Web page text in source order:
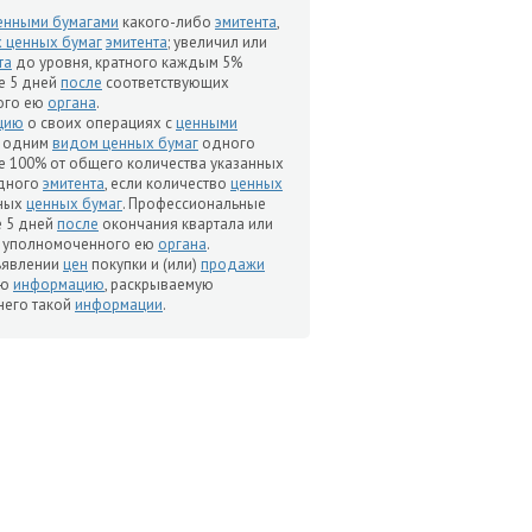
бумагами какого-либо эмитента,
ценных бумагэмитента; увеличил или
до уровня, кратного каждым 5%
5 дней после соответствующих
ею органа.
о своих операциях сценными
одним видом ценных бумаг одного
от общего количества указанных
эмитента, если количество ценных
ценных бумаг. Профессиональные
5 дней после окончания квартала или
ею органа.
цен покупки и (или) продажи
информацию, раскрываемую
такой информации.